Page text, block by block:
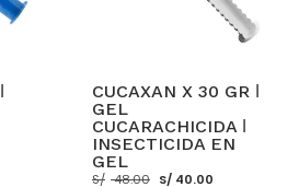
CUCAXAN X 30 GR ǀ
GEL
CUCARACHICIDA ǀ
INSECTICIDA EN
GEL
S/ 48.00 El
S/ 40.00